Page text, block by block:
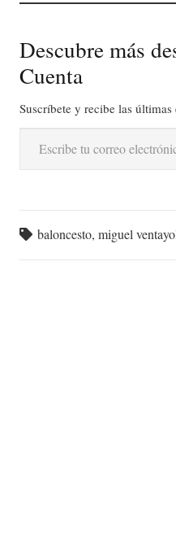
Descubre más
Cuenta
Suscríbete y recibe las
Escribe tu correo electrónico…
baloncesto,miguel